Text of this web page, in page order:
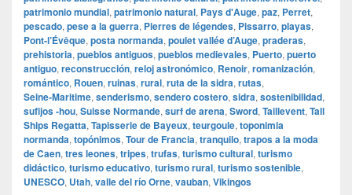
patrimonio mundial, patrimonio natural, Pays d'Auge, paz, Perret,
pescado, pese a la guerra, Pierres de légendes, Pissarro, playas,
Pont‑l’Évêque, posta normanda, poulet vallée d’Auge, praderas,
prehistoria, pueblos antiguos, pueblos medievales, Puerto, puerto
antiguo, reconstrucción, reloj astronómico, Renoir, romanización,
romántico, Rouen, ruinas, rural, ruta de la sidra, rutas,
Seine‑Maritime, senderismo, sendero costero, sidra, sostenibilidad,
sufijos ‑hou, Suisse Normande, surf de arena, Sword, Taillevent, Tall
Ships Regatta, Tapisserie de Bayeux, teurgoule, toponimia
normanda, topónimos, Tour de Francia, tranquilo, trapos a la moda
de Caen, tres leones, tripes, trufas, turismo cultural, turismo
didáctico, turismo educativo, turismo rural, turismo sostenible,
UNESCO, Utah, valle del río Orne, vauban, Vikingos